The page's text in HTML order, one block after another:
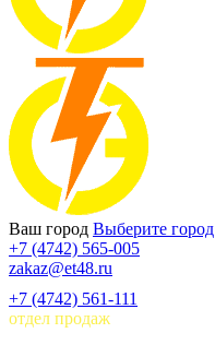
Ваш город Выберите город
+7 (4742) 565-005
zakaz@et48.ru
+7 (4742) 561-111
отдел продаж